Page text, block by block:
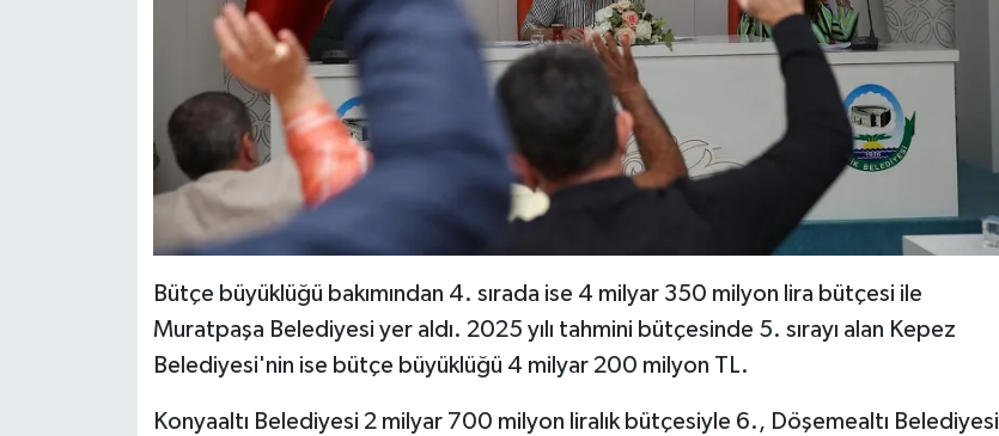
Bütçe büyüklüğü bakımından 4. sırada ise 4 milyar 350 milyon lira bütçesi ile
Muratpaşa Belediyesi yer aldı. 2025 yılı tahmini bütçesinde 5. sırayı alan Kepez
Belediyesi'nin ise bütçe büyüklüğü 4 milyar 200 milyon TL.
Konyaaltı Belediyesi 2 milyar 700 milyon liralık bütçesiyle 6., Döşemealtı Belediyesi